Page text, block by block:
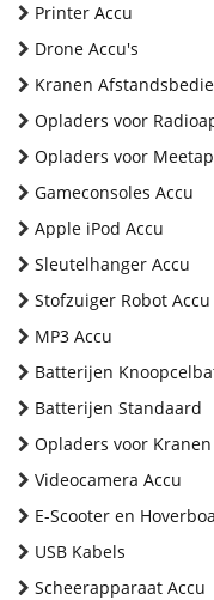
Printer Accu
Drone Accu's
Kranen
Opladers voor
Opladers voor
Gameconsoles Accu
Apple iPod Accu
Sleutelhanger Accu
Stofzuiger Robot Accu
MP3 Accu
Batterijen
Batterijen Standaard
Opladers voor
Videocamera Accu
E-Scooter en
USB Kabels
Scheerapparaat Accu